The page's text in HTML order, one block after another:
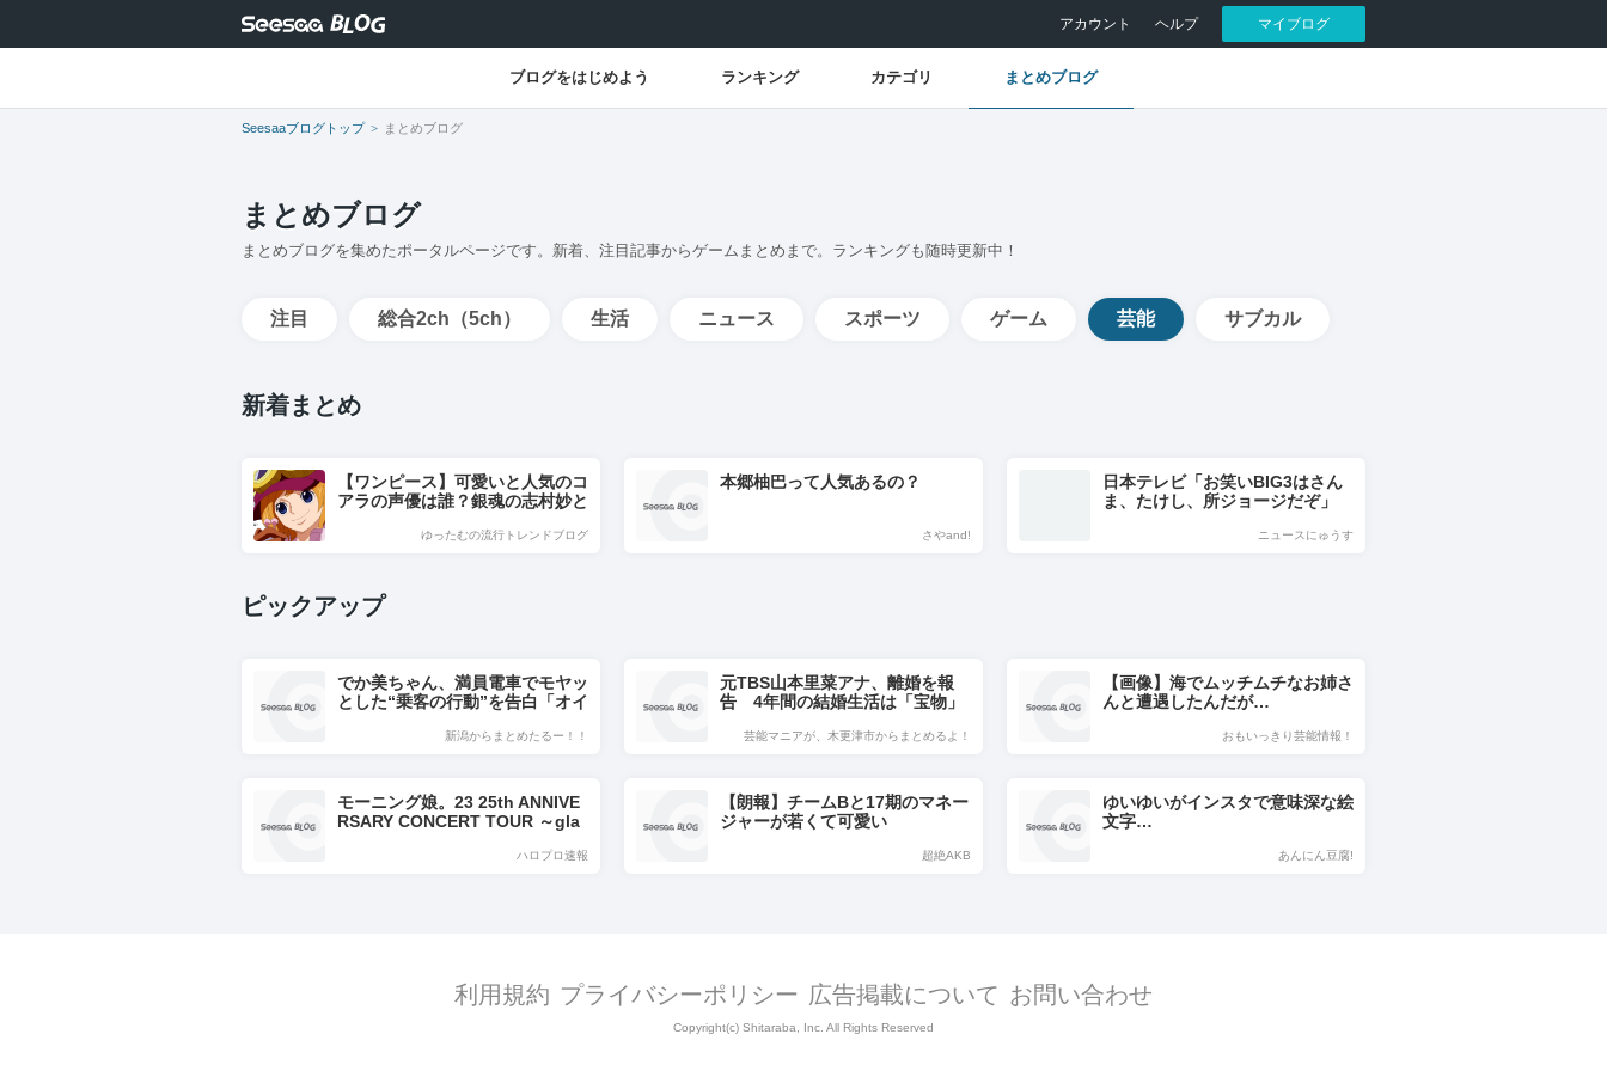
アカウント ヘルプ マイブログ
ブログをはじめよう ランキング カテゴリ まとめブログ
Seesaaブログトップ まとめブログ
まとめブログ
まとめブログを集めたポータルページです。新着、注目記事からゲームまとめまで。ランキングも随時更新中！
注目 総合2ch（5ch） 生活 ニュース スポーツ ゲーム 芸能 サブカル
新着まとめ
【ワンピース】可愛いと人気のコ
アラの声優は誰？銀魂の志村妙と
ゆったむの流行トレンドブログ
本郷柚巴って人気あるの？
さやand!
日本テレビ「お笑いBIG3はさん
ま、たけし、所ジョージだぞ」
ニュースにゅうす
ピックアップ
でか美ちゃん、満員電車でモヤッ
とした“乗客の行動”を告白「オイ
新潟からまとめたるー！！
元TBS山本里菜アナ、離婚を報
告 4年間の結婚生活は「宝物」
芸能マニアが、木更津市からまとめるよ！
【画像】海でムッチムチなお姉さ
んと遭遇したんだが…
おもいっきり芸能情報！
モーニング娘。23 25th ANNIVE
RSARY CONCERT TOUR ～gla
ハロプロ速報
【朗報】チームBと17期のマネー
ジャーが若くて可愛い
超絶AKB
ゆいゆいがインスタで意味深な絵
文字…
あんにん豆腐!
利用規約 プライバシーポリシー 広告掲載について お問い合わせ
Copyright(c) Shitaraba, Inc. All Rights Reserved